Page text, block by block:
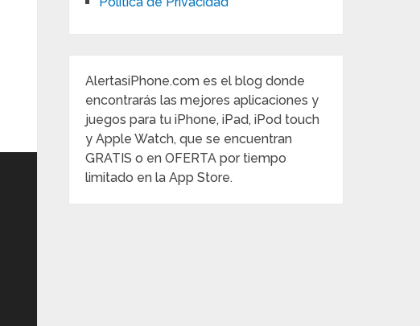
AlertasiPhone.com es el blog donde
encontrarás las mejores aplicaciones y
juegos para tu iPhone, iPad, iPod touch
y Apple Watch, que se encuentran
GRATIS o en OFERTA por tiempo
limitado en la App Store.